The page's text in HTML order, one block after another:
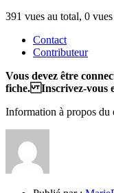
391 vues au total, 0
Contact
Contributeur
Vous devez être
fiche. Inscrivez-vous
Information à propos du